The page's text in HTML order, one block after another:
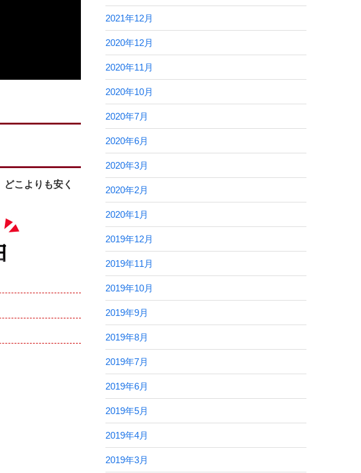
どこよりも安く
2021年12月
2020年12月
2020年11月
2020年10月
2020年7月
2020年6月
2020年3月
2020年2月
2020年1月
2019年12月
2019年11月
2019年10月
2019年9月
2019年8月
2019年7月
2019年6月
2019年5月
2019年4月
2019年3月